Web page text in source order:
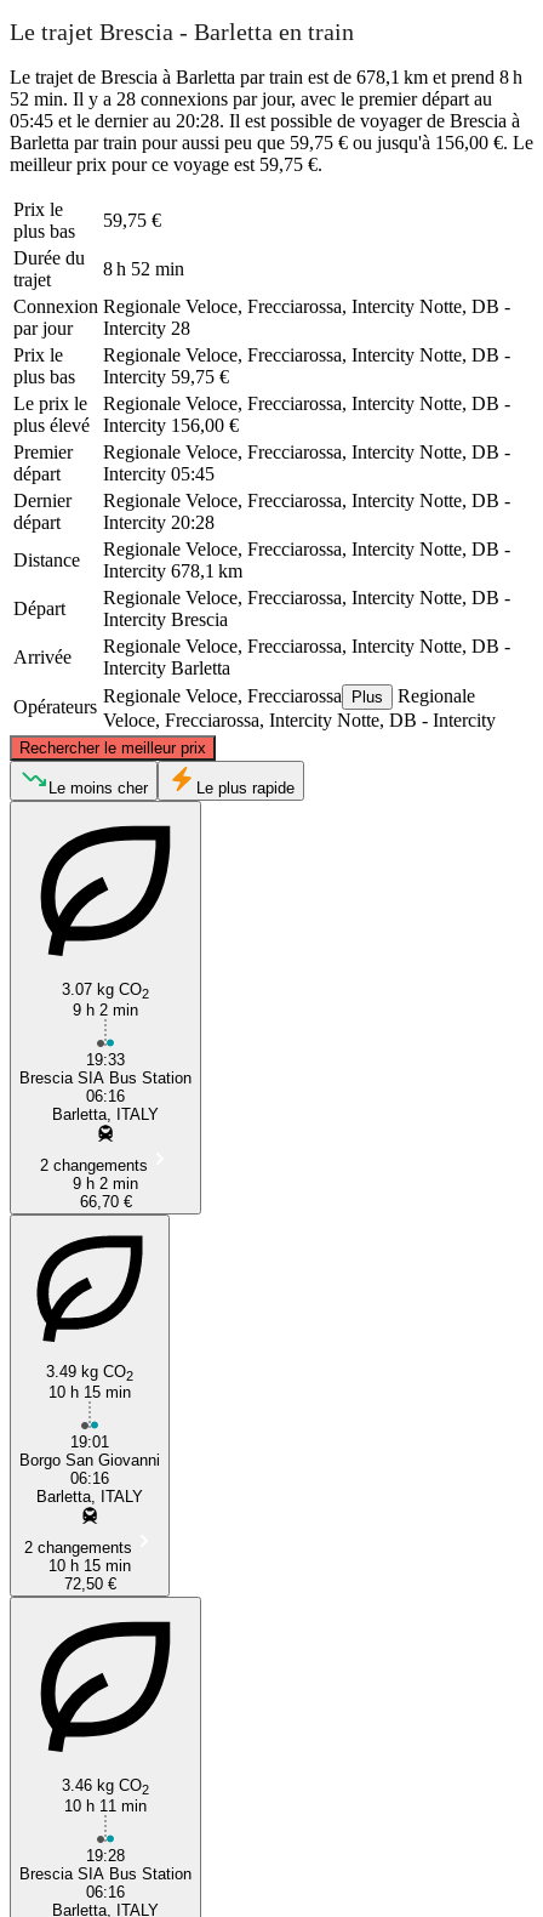
Le trajet Brescia - Barletta en train
Le trajet de Brescia à Barletta par train est de 678,1 km et prend 8 h
52 min. Il y a 28 connexions par jour, avec le premier départ au
05:45 et le dernier au 20:28. Il est possible de voyager de Brescia à
Barletta par train pour aussi peu que 59,75 € ou jusqu'à 156,00 €. Le
meilleur prix pour ce voyage est 59,75 €.
Prix ​​le
plus bas
59,75 €
Durée du
trajet
8 h 52 min
Connexion
par jour
Regionale Veloce, Frecciarossa, Intercity Notte, DB -
Intercity 28
Prix ​​le
plus bas
Regionale Veloce, Frecciarossa, Intercity Notte, DB -
Intercity 59,75 €
Le prix le
plus élevé
Regionale Veloce, Frecciarossa, Intercity Notte, DB -
Intercity 156,00 €
Premier
départ
Regionale Veloce, Frecciarossa, Intercity Notte, DB -
Intercity 05:45
Dernier
départ
Regionale Veloce, Frecciarossa, Intercity Notte, DB -
Intercity 20:28
Distance
Regionale Veloce, Frecciarossa, Intercity Notte, DB -
Intercity 678,1 km
Départ
Regionale Veloce, Frecciarossa, Intercity Notte, DB -
Intercity Brescia
Arrivée
Regionale Veloce, Frecciarossa, Intercity Notte, DB -
Intercity Barletta
Opérateurs
Regionale Veloce, Frecciarossa Plus
Regionale
Veloce, Frecciarossa, Intercity Notte, DB - Intercity
Rechercher le meilleur prix
Brescia
©CARTO , ©OpenStreetMapcontributors
Le moins cher Le plus rapide
3.07 kg CO2
9 h 2 min
19:33
Brescia SIA Bus Station
06:16
Barletta, ITALY
2 changements
9 h 2 min
66,70 €
3.49 kg CO2
10 h 15 min
19:01
Borgo San Giovanni
06:16
Barletta, ITALY
2 changements
10 h 15 min
72,50 €
3.46 kg CO2
10 h 11 min
19:28
Brescia SIA Bus Station
06:16
Barletta, ITALY